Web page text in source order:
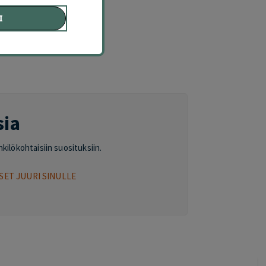
suosituksiin.
JUURI SINULLE